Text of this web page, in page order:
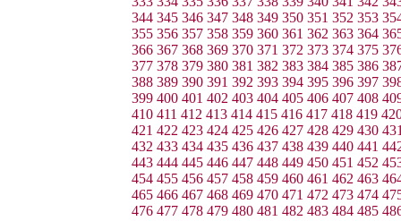
344 345 346 347 348 349 350 351 352 353
355 356 357 358 359 360 361 362 363 364
366 367 368 369 370 371 372 373 374 375
377 378 379 380 381 382 383 384 385 386
388 389 390 391 392 393 394 395 396 397
399 400 401 402 403 404 405 406 407 408
410 411 412 413 414 415 416 417 418 419
421 422 423 424 425 426 427 428 429 430
432 433 434 435 436 437 438 439 440 441
443 444 445 446 447 448 449 450 451 452
454 455 456 457 458 459 460 461 462 463
465 466 467 468 469 470 471 472 473 474
476 477 478 479 480 481 482 483 484 485